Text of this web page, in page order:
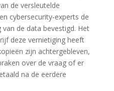
de versleutelde
cybersecurity-experts de
de data bevestigd. Het
deze vernietiging heeft
zijn achtergebleven,
over de vraag of er
na de eerdere